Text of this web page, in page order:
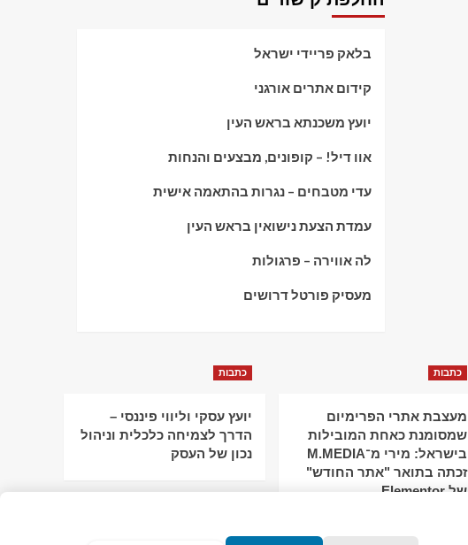
בלאק פריידי ישראל
קידום אתרים אורגני
יועץ משכנתא בראש העין
אוו דיל! – קופונים, מבצעים והנחות
עדי מטבחים – נגרות בהתאמה אישית
עמדת הצעת נישואין בראש העין
לה אווירה – פרגולות
מעסיק פורטל דרושים
כתבות
מעצבת אתרי הפרימיום
שמסומנת כאחת המובילות
בישראל: מירי מ־M.MEDIA
זכתה בתואר "אתר החודש"
של Elementor
כתבות
יועץ עסקי וליווי פיננסי –
הדרך לצמיחה כלכלית וניהול
נכון של העסק